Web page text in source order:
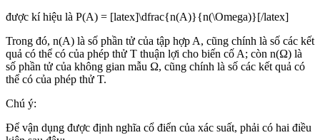
được kí hiệu là P(A) = [latex]\dfrac{n(A)}{n(\Omega)}[/latex]
Trong đó, n(A) là số phần tử của tập hợp A, cũng chính là số các kết
quả có thể có của phép thử T thuận lợi cho biến cố A; còn n(Ω) là
số phần tử của không gian mẫu Ω, cũng chính là số các kết quả có
thể có của phép thử T.
Chú ý:
Để vận dụng được định nghĩa cổ điển của xác suất, phải có hai điều